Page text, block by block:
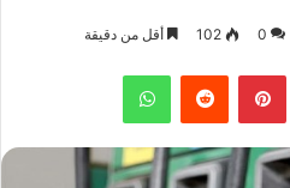
0
102 أقل من دقيقة
بينتيريست واتساب